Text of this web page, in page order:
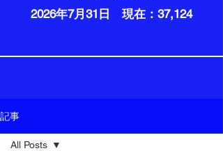
2026年7月31日 現在：37,124
記事
All Posts